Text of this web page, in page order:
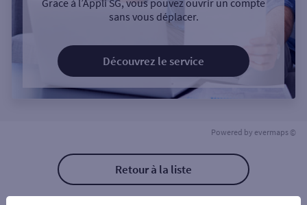
Grâce à l’Appli SG, vous pouvez ouvrir un compte
sans vous déplacer.
Découvrez le service
Powered by evermaps ©
Retour à la liste